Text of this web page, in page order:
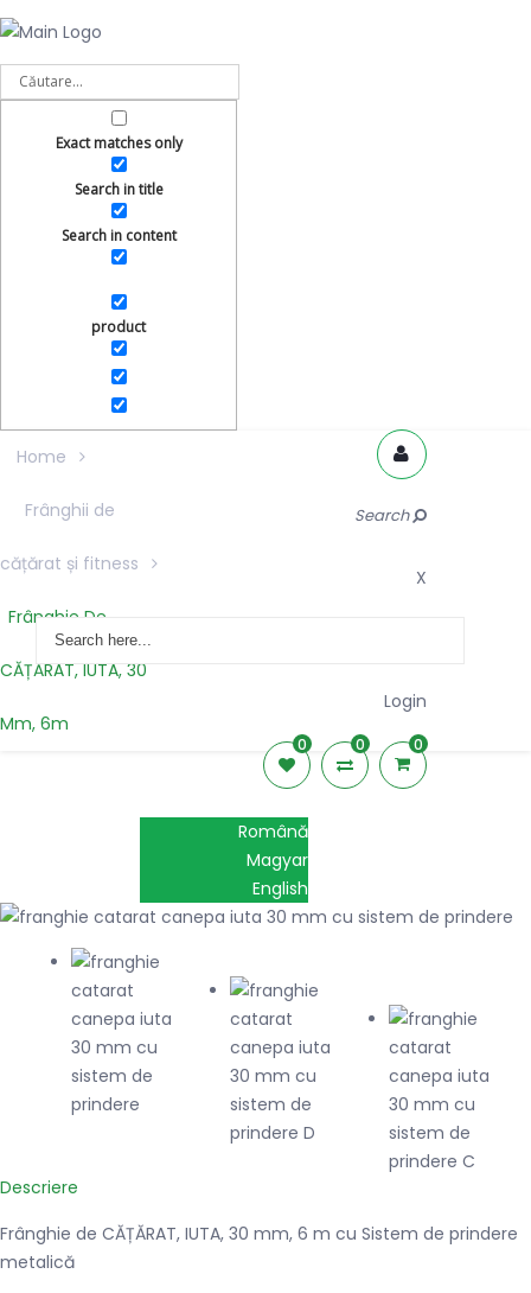
Exact matches only
Search in title
Search in content
product
Search
X
Login
0 0 0
Română
Magyar
English
Home
Frânghii de
cățărat și fitness
Frânghie De
CĂȚĂRAT, IUTA, 30
Mm, 6m
Descriere
Frânghie de CĂȚĂRAT, IUTA, 30 mm, 6 m cu Sistem de prindere
metalică